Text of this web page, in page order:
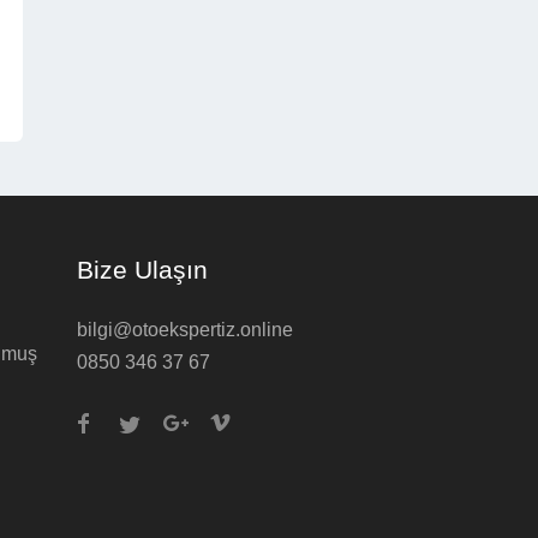
Bize Ulaşın
bilgi@otoekspertiz.online
0850 346 37 67